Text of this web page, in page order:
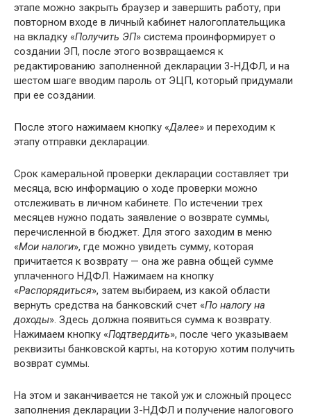
этапе можно закрыть браузер и завершить работу, при
повторном входе в личный кабинет налогоплательщика
на вкладку «Получить ЭП» система проинформирует о
создании ЭП, после этого возвращаемся к
редактированию заполненной декларации 3-НДФЛ, и на
шестом шаге вводим пароль от ЭЦП, который придумали
при ее создании.
После этого нажимаем кнопку «Далее» и переходим к
этапу отправки декларации.
Срок камеральной проверки декларации составляет три
месяца, всю информацию о ходе проверки можно
отслеживать в личном кабинете. По истечении трех
месяцев нужно подать заявление о возврате суммы,
перечисленной в бюджет. Для этого заходим в меню
«Мои налоги», где можно увидеть сумму, которая
причитается к возврату — она же равна общей сумме
уплаченного НДФЛ. Нажимаем на кнопку
«Распорядиться», затем выбираем, из какой области
вернуть средства на банковский счет «По налогу на
доходы». Здесь должна появиться сумма к возврату.
Нажимаем кнопку «Подтвердить», после чего указываем
реквизиты банковской карты, на которую хотим получить
возврат суммы.
На этом и заканчивается не такой уж и сложный процесс
заполнения декларации 3-НДФЛ и получение налогового